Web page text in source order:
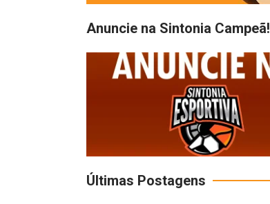
Anuncie na Sintonia Campeã!
Últimas Postagens